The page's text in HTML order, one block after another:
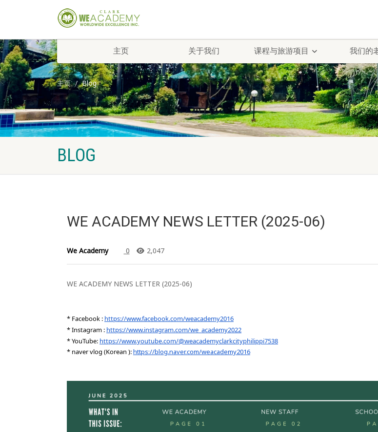
主页 关于我们 课程与旅游项目 我们的
主页 Blog
BLOG
WE ACADEMY NEWS LETTER (2025-06)
We Academy 0 2,047
WE ACADEMY NEWS LETTER (2025-06)
* Facebook : https://www.facebook.com/weacademy2016
* Instagram : https://www.instagram.com/we_academy2022
* YouTube: https://www.youtube.com/@weacademyclarkcityphilippi7538
* naver vlog (Korean ):https://blog.naver.com/weacademy2016